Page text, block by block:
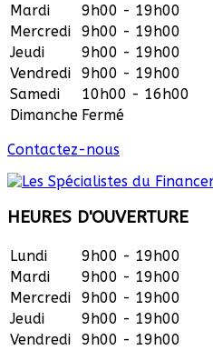
Mardi
9h00 - 19h00
Mercredi
9h00 - 19h00
Jeudi
9h00 - 19h00
Vendredi
9h00 - 19h00
Samedi
10h00 - 16h00
Dimanche Fermé
Contactez-nous
HEURES D'OUVERTURE
Lundi
9h00 - 19h00
Mardi
9h00 - 19h00
Mercredi
9h00 - 19h00
Jeudi
9h00 - 19h00
Vendredi
9h00 - 19h00